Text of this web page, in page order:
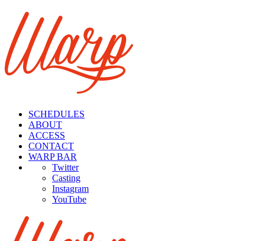
SCHEDULES
ABOUT
ACCESS
CONTACT
WARP BAR
Twitter
Casting
Instagram
YouTube